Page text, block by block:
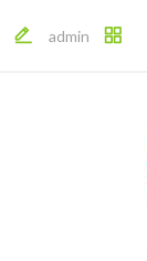
admin